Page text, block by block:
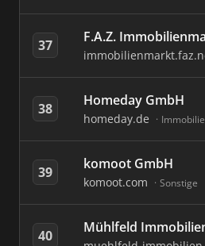
37 F.A.Z.
38 Homeday GmbH
homeday.de
39 komoot GmbH
komoot.com Sonstige
40 Mühlfeld